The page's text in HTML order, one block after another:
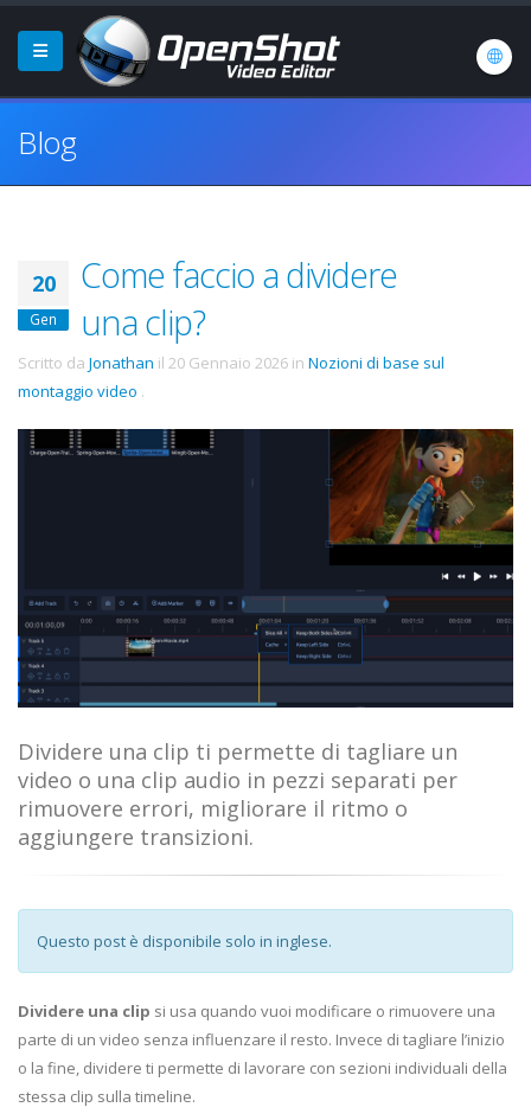
Blog
20
Gen
Come faccio a dividere
una clip?
Scritto da Jonathan il 20 Gennaio 2026 in Nozioni di base sul
montaggio video .
Dividere una clip ti permette di tagliare un
video o una clip audio in pezzi separati per
rimuovere errori, migliorare il ritmo o
aggiungere transizioni.
Questo post è disponibile solo in inglese.
Dividere una clip si usa quando vuoi modificare o rimuovere una
parte di un video senza influenzare il resto. Invece di tagliare l’inizio
o la fine, dividere ti permette di lavorare con sezioni individuali della
stessa clip sulla timeline.